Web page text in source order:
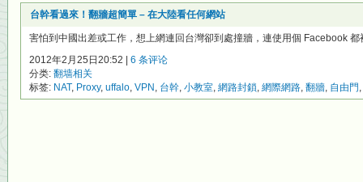
台幹看過來！翻牆超簡單 – 在大陸看任何網站
害怕到中國出差或工作，想上網連回台灣卻到處撞牆，連使用個 Facebook
2012年2月25日20:52 | 6 条评论
分类: 翻墙相关
标签: NAT, Proxy, uffalo, VPN , 台幹, 小教室, 網路封鎖, 網際網路, 翻牆, 自由門 ,